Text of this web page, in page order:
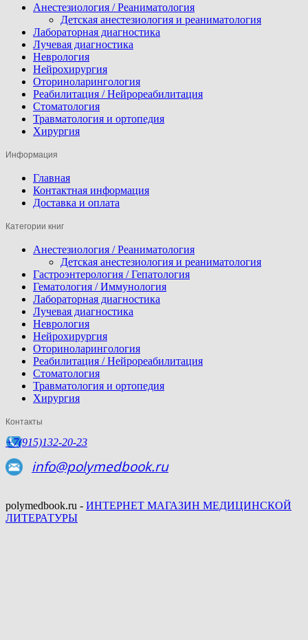
Анестезиология / Реаниматология
Детская анестезиология и реаниматология
Лабораторная диагностика
Лучевая диагностика
Неврология
Нейрохирургия
Оториноларингология
Реабилитация / Нейрореабилитация
Стоматология
Травматология и ортопедия
Хирургия
Информация
Главная
Контактная информация
Доставка и оплата
Категории книг
Анестезиология / Реаниматология
Детская анестезиология и реаниматология
Гастроэнтерология / Гепатология
Гематология / Иммунология
Лабораторная диагностика
Лучевая диагностика
Неврология
Нейрохирургия
Оториноларингология
Реабилитация / Нейрореабилитация
Стоматология
Травматология и ортопедия
Хирургия
Контакты
+7(915)132-20-23
info@polymedbook.ru
polymedbook.ru - ИНТЕРНЕТ МАГАЗИН МЕДИЦИНСКОЙ
ЛИТЕРАТУРЫ